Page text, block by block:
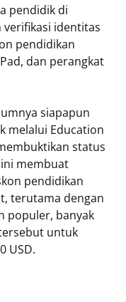
pendidik di
verifikasi identitas
pendidikan
dan perangkat
siapapun
melalui Education
status
membuat
pendidikan
terutama dengan
populer, banyak
untuk
USD.